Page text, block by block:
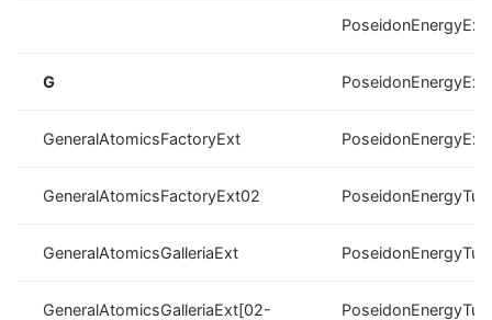
G
GeneralAtomicsFactoryExt
GeneralAtomicsFactoryExt02
GeneralAtomicsGalleriaExt
GeneralAtomicsGalleriaExt[02-